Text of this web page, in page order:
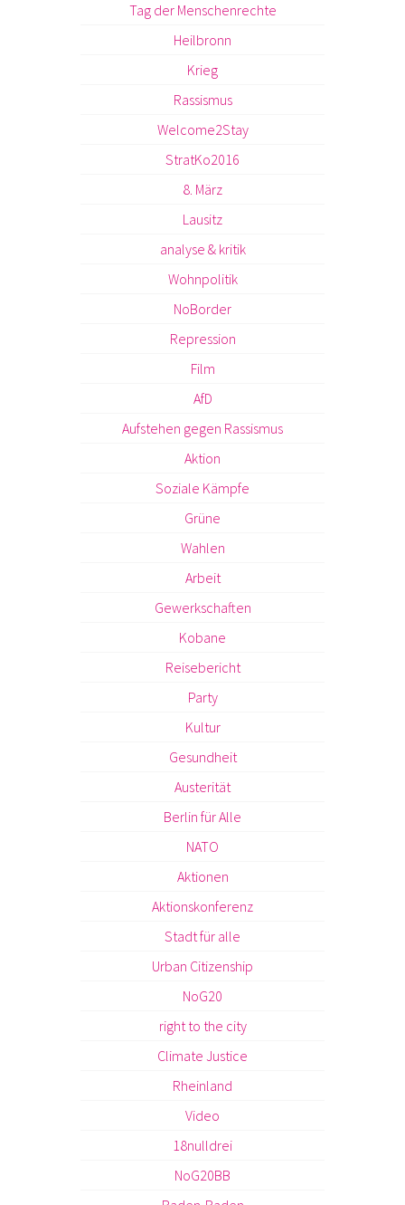
Tag der Menschenrechte
Heilbronn
Krieg
Rassismus
Welcome2Stay
StratKo2016
8. März
Lausitz
analyse & kritik
Wohnpolitik
NoBorder
Repression
Film
AfD
Aufstehen gegen Rassismus
Aktion
Soziale Kämpfe
Grüne
Wahlen
Arbeit
Gewerkschaften
Kobane
Reisebericht
Party
Kultur
Gesundheit
Austerität
Berlin für Alle
NATO
Aktionen
Aktionskonferenz
Stadt für alle
Urban Citizenship
NoG20
right to the city
Climate Justice
Rheinland
Video
18nulldrei
NoG20BB